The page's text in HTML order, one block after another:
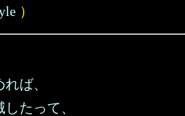
）
ば、
たって、